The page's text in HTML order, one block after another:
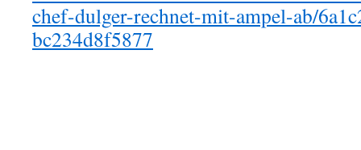
chef-dulger-rechnet-mit-ampel-ab/
bc234d8f5877